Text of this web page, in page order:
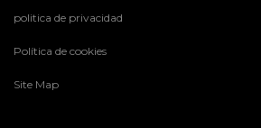
politica de privacidad
Política de cookies
Site Map